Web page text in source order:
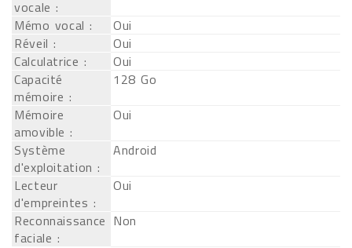
vocale :
Mémo vocal :
Oui
Réveil :
Oui
Calculatrice :
Oui
Capacité
mémoire :
128 Go
Mémoire
amovible :
Oui
Système
d'exploitation :
Android
Lecteur
d'empreintes :
Oui
Reconnaissance
faciale :
Non